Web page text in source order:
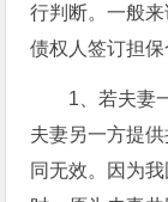
行判断。一般
债权人签订担保
1、若夫妻
夫妻另一方提
同无效。因为